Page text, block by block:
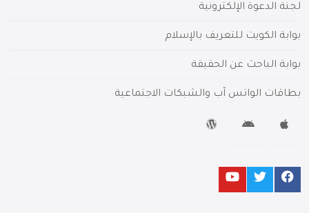
لجنة الدعوة الإلكترونية
بوابة الكويت للتعريف بالإسلام
بوابة الباحث عن الحقيقة
بطاقات الواتس آب والشبكات الاجتماعية